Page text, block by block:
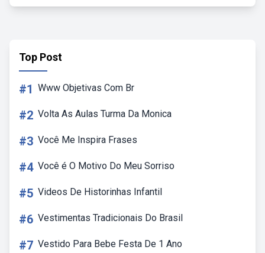
Top Post
#1 Www Objetivas Com Br
#2 Volta As Aulas Turma Da Monica
#3 Você Me Inspira Frases
#4 Você é O Motivo Do Meu Sorriso
#5 Videos De Historinhas Infantil
#6 Vestimentas Tradicionais Do Brasil
#7 Vestido Para Bebe Festa De 1 Ano